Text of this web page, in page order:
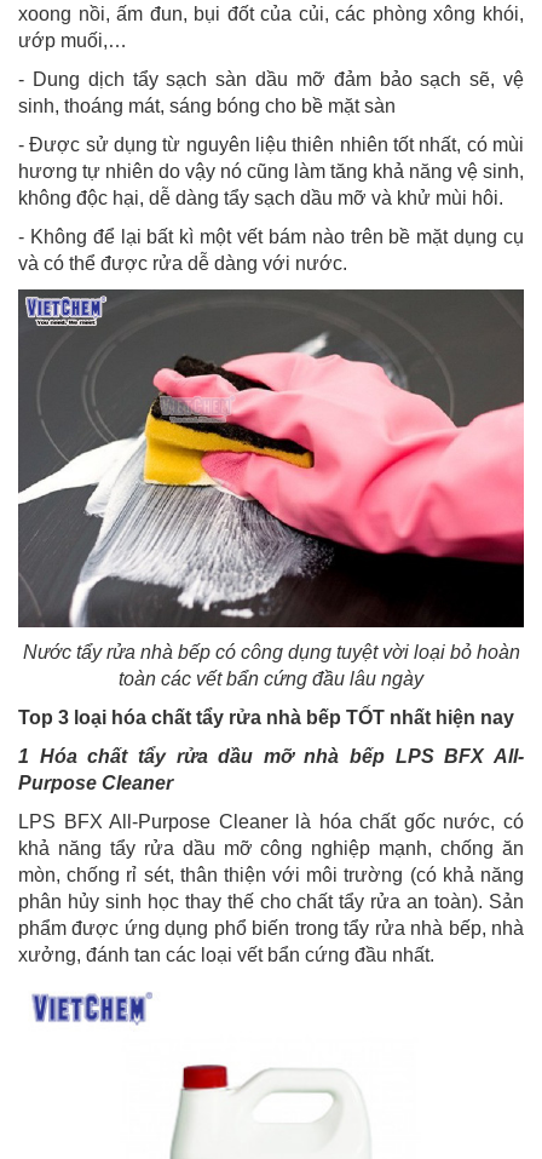
xoong nồi, ấm đun, bụi đốt của củi, các phòng xông khói,
ướp muối,…
- Dung dịch tẩy sạch sàn dầu mỡ đảm bảo sạch sẽ, vệ
sinh, thoáng mát, sáng bóng cho bề mặt sàn
- Được sử dụng từ nguyên liệu thiên nhiên tốt nhất, có mùi
hương tự nhiên do vậy nó cũng làm tăng khả năng vệ sinh,
không độc hại, dễ dàng tẩy sạch dầu mỡ và khử mùi hôi.
- Không để lại bất kì một vết bám nào trên bề mặt dụng cụ
và có thể được rửa dễ dàng với nước.
Nước tẩy rửa nhà bếp có công dụng tuyệt vời loại bỏ hoàn
toàn các vết bẩn cứng đầu lâu ngày
Top 3 loại hóa chất tẩy rửa nhà bếp TỐT nhất hiện nay
1 Hóa chất tẩy rửa dầu mỡ nhà bếp LPS BFX All-
Purpose Cleaner
LPS BFX All-Purpose Cleaner là hóa chất gốc nước, có
khả năng tẩy rửa dầu mỡ công nghiệp mạnh, chống ăn
mòn, chống rỉ sét, thân thiện với môi trường (có khả năng
phân hủy sinh học thay thế cho chất tẩy rửa an toàn). Sản
phẩm được ứng dụng phổ biến trong tẩy rửa nhà bếp, nhà
xưởng, đánh tan các loại vết bẩn cứng đầu nhất.